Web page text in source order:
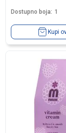
Dostupno boja: 1
Kupi